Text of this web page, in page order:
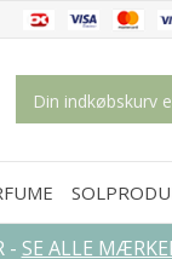
Din indkøbskurv
- SE ALLE